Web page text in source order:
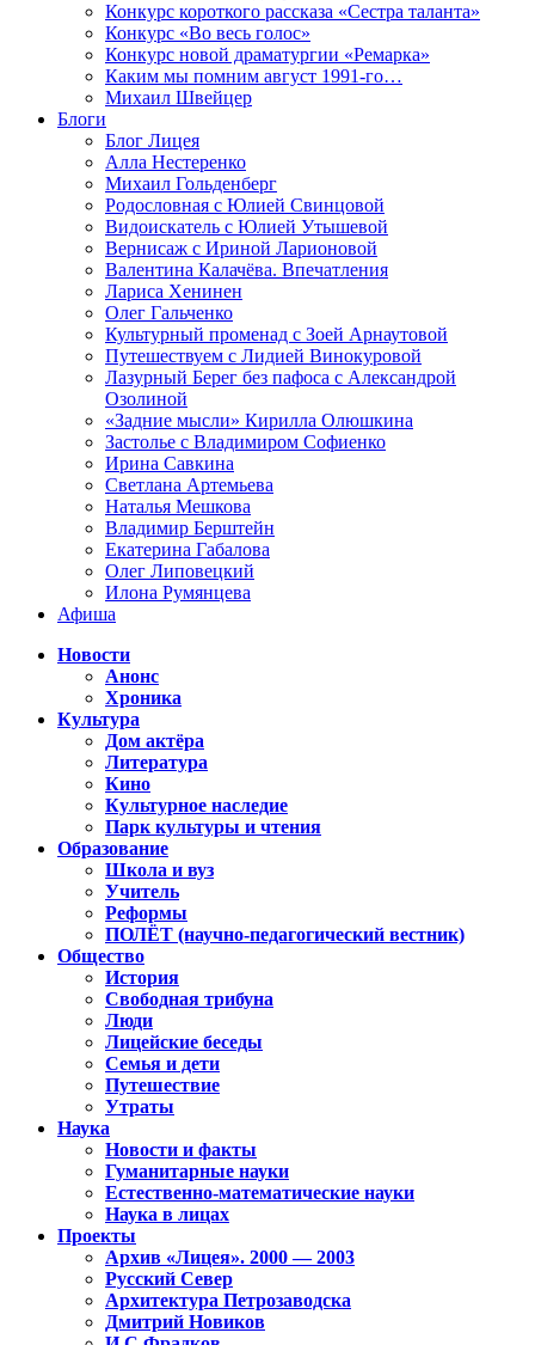
Конкурс короткого рассказа «Сестра таланта»
Конкурс «Во весь голос»
Конкурс новой драматургии «Ремарка»
Каким мы помним август 1991-го…
Михаил Швейцер
Блоги
Блог Лицея
Алла Нестеренко
Михаил Гольденберг
Родословная с Юлией Свинцовой
Видоискатель с Юлией Утышевой
Вернисаж с Ириной Ларионовой
Валентина Калачёва. Впечатления
Лариса Хенинен
Олег Гальченко
Культурный променад с Зоей Арнаутовой
Путешествуем с Лидией Винокуровой
Лазурный Берег без пафоса с Александрой
Озолиной
«Задние мысли» Кирилла Олюшкина
Застолье с Владимиром Софиенко
Ирина Савкина
Светлана Артемьева
Наталья Мешкова
Владимир Берштейн
Екатерина Габалова
Олег Липовецкий
Илона Румянцева
Афиша
Новости
Анонс
Хроника
Культура
Дом актёра
Литература
Кино
Культурное наследие
Парк культуры и чтения
Образование
Школа и вуз
Учитель
Реформы
ПОЛЁТ (научно-педагогический вестник)
Общество
История
Свободная трибуна
Люди
Лицейские беседы
Семья и дети
Путешествие
Утраты
Наука
Новости и факты
Гуманитарные науки
Естественно-математические науки
Наука в лицах
Проекты
Архив «Лицея». 2000 — 2003
Русский Север
Архитектура Петрозаводска
Дмитрий Новиков